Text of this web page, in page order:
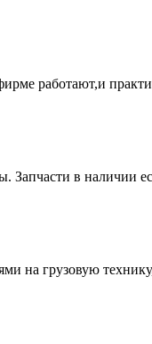
работают,и
в наличии
на грузовую